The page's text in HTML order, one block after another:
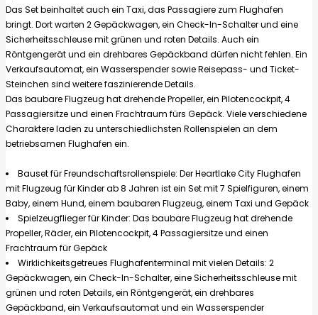
Das Set beinhaltet auch ein Taxi, das Passagiere zum Flughafen
bringt. Dort warten 2 Gepäckwagen, ein Check-In-Schalter und eine
Sicherheitsschleuse mit grünen und roten Details. Auch ein
Röntgengerät und ein drehbares Gepäckband dürfen nicht fehlen. Ein
Verkaufsautomat, ein Wasserspender sowie Reisepass- und Ticket-
Steinchen sind weitere faszinierende Details.
Das baubare Flugzeug hat drehende Propeller, ein Pilotencockpit, 4
Passagiersitze und einen Frachtraum fürs Gepäck. Viele verschiedene
Charaktere laden zu unterschiedlichsten Rollenspielen an dem
betriebsamen Flughafen ein.
Bauset für Freundschaftsrollenspiele: Der Heartlake City Flughafen
mit Flugzeug für Kinder ab 8 Jahren ist ein Set mit 7 Spielfiguren, einem
Baby, einem Hund, einem baubaren Flugzeug, einem Taxi und Gepäck
Spielzeugflieger für Kinder: Das baubare Flugzeug hat drehende
Propeller, Räder, ein Pilotencockpit, 4 Passagiersitze und einen
Frachtraum für Gepäck
Wirklichkeitsgetreues Flughafenterminal mit vielen Details: 2
Gepäckwagen, ein Check-In-Schalter, eine Sicherheitsschleuse mit
grünen und roten Details, ein Röntgengerät, ein drehbares
Gepäckband, ein Verkaufsautomat und ein Wasserspender